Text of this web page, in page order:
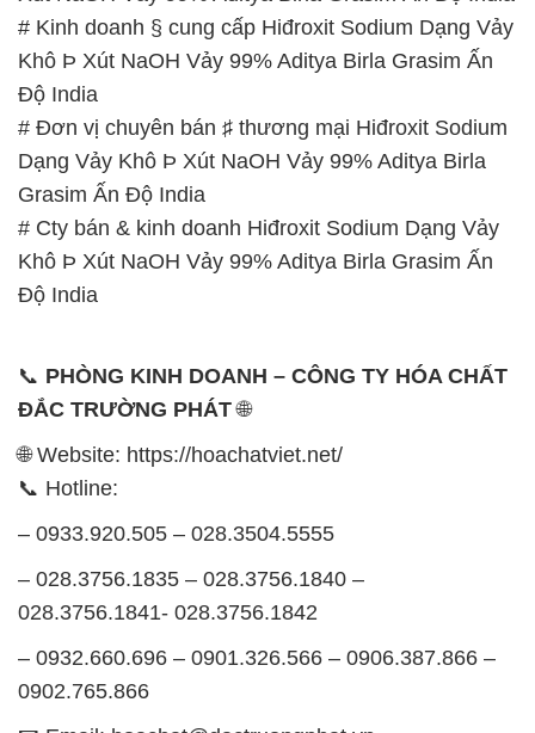
Dạng Vảy Khô Þ Xút NaOH Vảy 99% Aditya Birla
Grasim Ấn Độ India
# Cty bán & kinh doanh Hiđroxit Sodium Dạng Vảy
Khô Þ Xút NaOH Vảy 99% Aditya Birla Grasim Ấn
Độ India
📞PHÒNG KINH DOANH – CÔNG TY HÓA CHẤT
ĐẮC TRƯỜNG PHÁT🌐
🌐 Website: https://hoachatviet.net/
– 0933.920.505 – 028.3504.5555
028.3756.1841- 028.3756.1842
0902.765.866
📧 Email: hoachat@dactruongphat.vn
TRƯỜNG PHÁT